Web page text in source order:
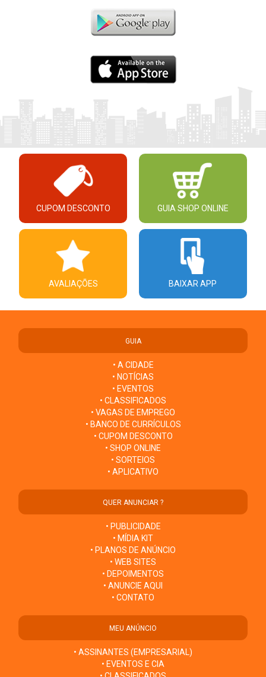
CUPOM DESCONTO GUIA SHOP ONLINE
AVALIAÇÕES BAIXAR APP
GUIA
• A CIDADE
• NOTÍCIAS
• EVENTOS
• CLASSIFICADOS
• VAGAS DE EMPREGO
• BANCO DE CURRÍCULOS
• CUPOM DESCONTO
• SHOP ONLINE
• SORTEIOS
• APLICATIVO
QUER ANUNCIAR ?
• PUBLICIDADE
• MÍDIA KIT
• PLANOS DE ANÚNCIO
• WEB SITES
• DEPOIMENTOS
• ANUNCIE AQUI
• CONTATO
MEU ANÚNCIO
• ASSINANTES (EMPRESARIAL)
• EVENTOS E CIA